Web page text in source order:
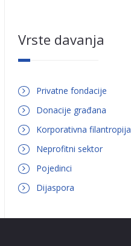
Vrste davanja
Privatne fondacije
Donacije građana
Korporativna filantropija
Neprofitni sektor
Pojedinci
Dijaspora